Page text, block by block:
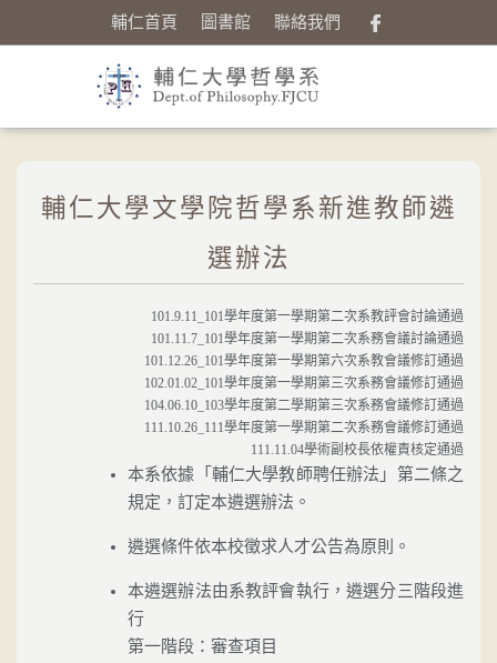
輔仁首頁 圖書館 聯絡我們
輔仁大學文學院哲學系新進教師遴
選辦法
101.9.11_101學年度第一學期第二次系教評會討論通過
101.11.7_101學年度第一學期第二次系務會議討論通過
101.12.26_101學年度第一學期第六次系教會議修訂通過
102.01.02_101學年度第一學期第三次系務會議修訂通過
104.06.10_103學年度第二學期第三次系務會議修訂通過
111.10.26_111學年度第一學期第二次系務會議修訂通過
111.11.04學術副校長依權責核定通過
本系依據「輔仁大學教師聘任辦法」第二條之
規定，訂定本遴選辦法。
遴選條件依本校徵求人才公告為原則。
本遴選辦法由系教評會執行，遴選分三階段進
行
第一階段：審查項目